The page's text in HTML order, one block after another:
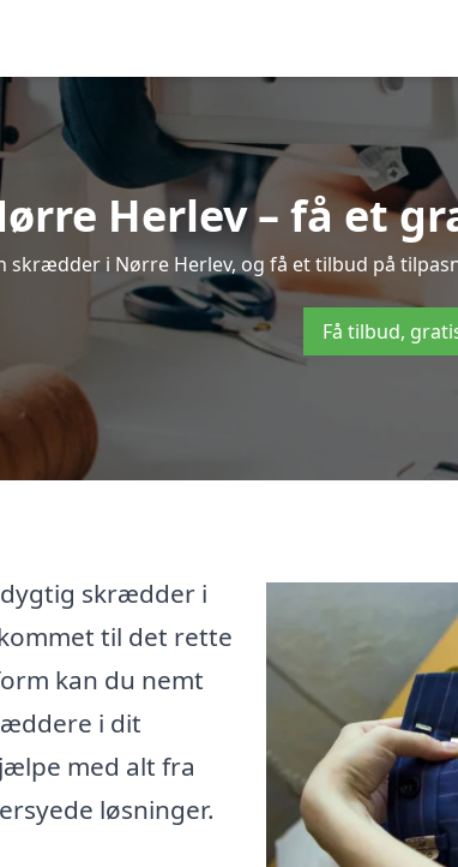
Herlev – få et
skrædder i Nørre Herlev, og få et tilbud på
Få tilbud,
skrædder i
til det rette
kan du nemt
i dit
med alt fra
løsninger.